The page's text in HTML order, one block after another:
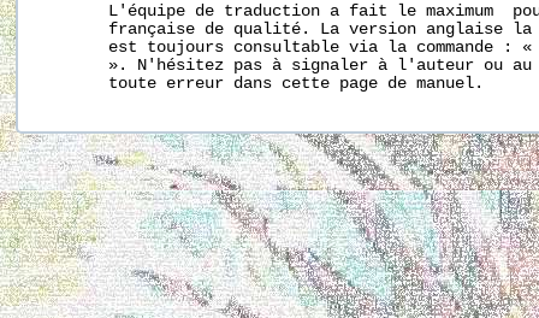
L'équipe de traduction a fait le maximum
française de qualité. La version anglaise
est toujours consultable via la commande :
». N'hésitez pas à signaler à l'auteur ou